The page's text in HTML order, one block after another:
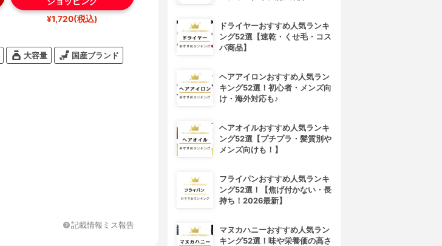
¥1,720(税込)
大容量 国産ブランド
記載情報ミス報告
ドライヤーおすすめ人気ランキ
ング52選【速乾・くせ毛・コス
パ商品】
ヘアアイロンおすすめ人気ラン
キング52選！初心者・メンズ向
け・海外対応も♪
ヘアオイルおすすめ人気ランキ
ング52選【プチプラ・髪質別や
メンズ向けも！】
フライパンおすすめ人気ランキ
ング52選！【焦げ付かない・長
持ち！2026最新】
マヌカハニーおすすめ人気ラン
キング52選！味や栄養価の高さ